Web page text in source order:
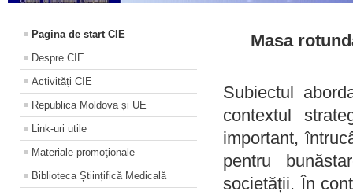
Pagina de start CIE
Despre CIE
Activități CIE
Republica Moldova și UE
Link-uri utile
Materiale promoţionale
Biblioteca Științifică Medicală
Masa
Subiectul
contextul
important,
pentru
societății. În